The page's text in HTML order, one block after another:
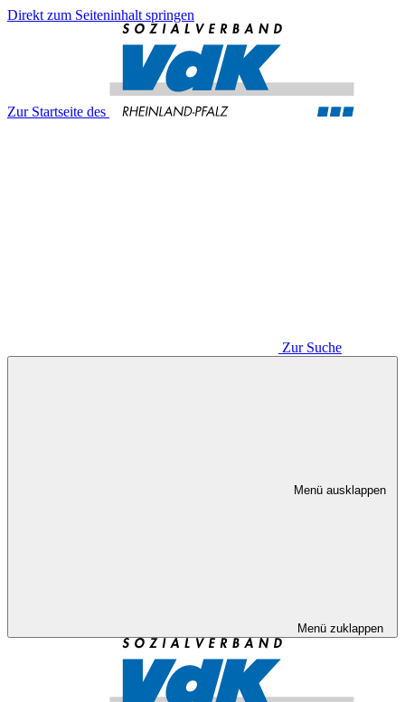
Direkt zum Seiteninhalt springen
Zur Startseite des
Zur Suche
Menü ausklappen
Menü zuklappen